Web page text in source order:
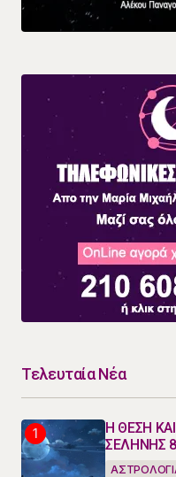
Τελευταία Νέα
Η ΘΕΣΗ
ΣΕΛΗΝΗΣ